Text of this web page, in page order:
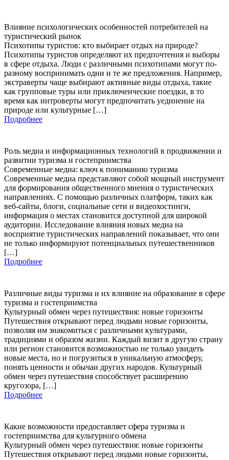
Влияние психологических особенностей потребителей на
туристический рынок
Психотипы туристов: кто выбирает отдых на природе?
Психотипы туристов определяют их предпочтения и выборы
в сфере отдыха. Люди с различными психотипами могут по-
разному воспринимать одни и те же предложения. Например,
экстраверты чаще выбирают активные виды отдыха, такие
как групповые туры или приключенческие поездки, в то
время как интроверты могут предпочитать уединение на
природе или культурные […]
Подробнее
Роль медиа и информационных технологий в продвижении и
развитии туризма и гостеприимства
Современные медиа: ключ к пониманию туризма
Современные медиа представляют собой мощный инструмент
для формирования общественного мнения о туристических
направлениях. С помощью различных платформ, таких как
веб-сайты, блоги, социальные сети и видеохостинги,
информация о местах становится доступной для широкой
аудитории. Исследование влияния новых медиа на
восприятие туристических направлений показывает, что они
не только информируют потенциальных путешественников
[…]
Подробнее
Различные виды туризма и их влияние на образование в сфере
туризма и гостеприимства
Культурный обмен через путешествия: новые горизонты
Путешествия открывают перед людьми новые горизонты,
позволяя им знакомиться с различными культурами,
традициями и образом жизни. Каждый визит в другую страну
или регион становится возможностью не только увидеть
новые места, но и погрузиться в уникальную атмосферу,
понять ценности и обычаи других народов. Культурный
обмен через путешествия способствует расширению
кругозора, […]
Подробнее
Какие возможности предоставляет сфера туризма и
гостеприимства для культурного обмена
Культурный обмен через путешествия: новые горизонты
Путешествия открывают перед людьми новые горизонты,